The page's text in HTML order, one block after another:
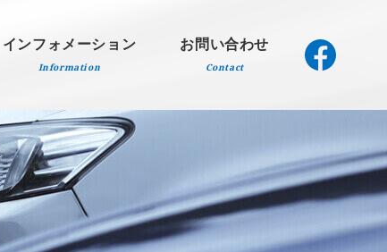
インフォメーション
Information
お問い合わせ
Contact